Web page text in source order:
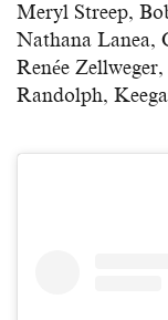
Meryl Streep,
Nathana Lanea,
Renée
Randolph,